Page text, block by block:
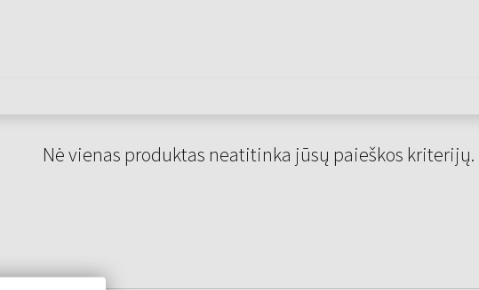
Nė vienas produktas neatitinka jūsų paieškos kriterijų.